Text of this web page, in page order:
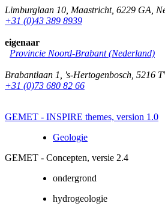
Limburglaan 10 Maastricht, 6229 GA
+31 (0)43 389 8939
eigenaar
Provincie Noord-Brabant (Nederland)
Brabantlaan 1 's-Hertogenbosch 5216
+31 (0)73 680 82 66
GEMET - INSPIRE themes, version 1.0
Geologie
GEMET - Concepten, versie 2.4
ondergrond
hydrogeologie